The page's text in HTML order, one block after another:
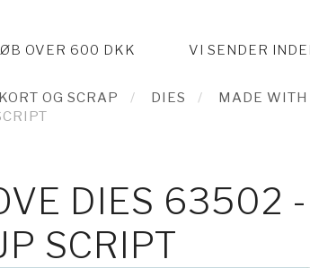
OVER 600 DKK VI SENDER
KORT OG SCRAP DIES
MADE WITH
DIES 63502 -
SCRIPT